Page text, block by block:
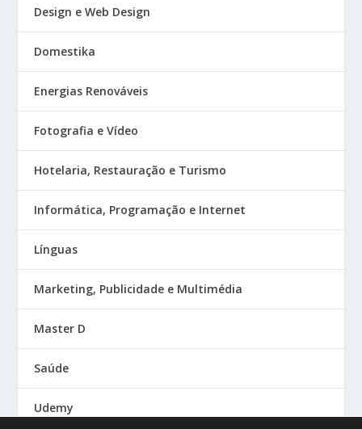
Design e Web Design
Domestika
Energias Renováveis
Fotografia e Vídeo
Hotelaria, Restauração e Turismo
Informática, Programação e Internet
Línguas
Marketing, Publicidade e Multimédia
Master D
Saúde
Udemy